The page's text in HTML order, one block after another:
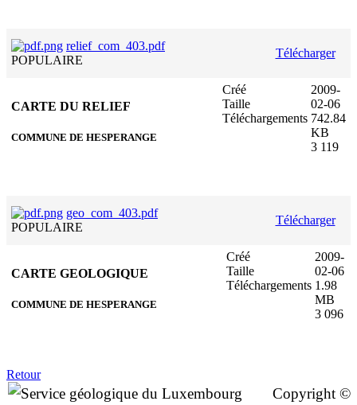
relief_com_403.pdf
POPULAIRE
Télécharger
CARTE DU RELIEF
COMMUNE DE HESPERANGE
Créé
Taille
Téléchargements
2009-
02-06
742.84
KB
3 119
geo_com_403.pdf
POPULAIRE
Télécharger
CARTE GEOLOGIQUE
COMMUNE DE HESPERANGE
Créé
Taille
Téléchargements
2009-
02-06
1.98
MB
3 096
Retour
Copyright ©